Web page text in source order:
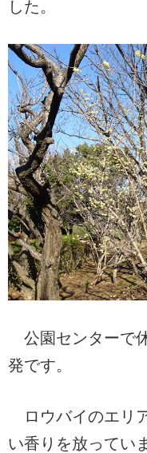
した。
公園センターで
発です。
ロウバイのエリ
い香りを放ってい